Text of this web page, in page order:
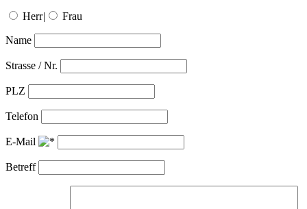
Herr| Frau
Name
Strasse / Nr.
PLZ
Telefon
E-Mail
Betreff